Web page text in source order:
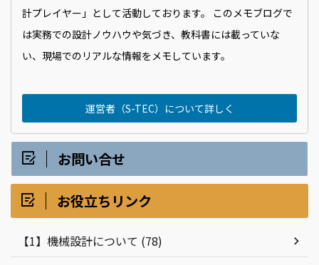
計プレイヤー」として活動しております。 このメモブログで
は実務での設計ノウハウや気づき、教科書には載っていな
い、現場でのリアルな情報をメモしています。
運営者（S-TEC）について詳しく
お問い合せ
お役立ちリンク
【1】機械設計について (78)